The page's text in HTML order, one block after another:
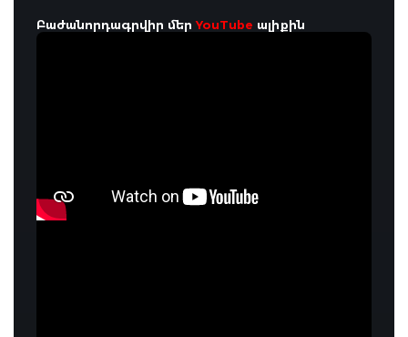
Բաժանորդագրվիր մերYouTube ալիքին